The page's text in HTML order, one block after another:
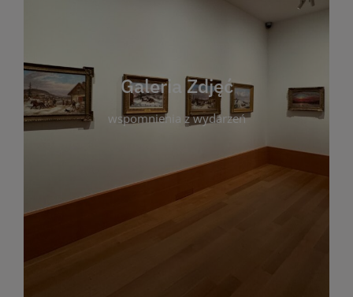
Galeria Zdjęć
wspomnienia z wydarzeń
wspomnienia z wydarzeń, spotkań i projektów
którym można zobaczyć, jak żyje nasza biblioteka
i jej społeczność. Zdjęcia dokumentują zarówno
uroczyste chwile, jak i codzienne aktywności
czytelników. Regularnie dodajemy nowe galerie,
by każdy mógł powrócić do wyjątkowych
momentów. Zapraszamy do obejrzenia,
wspominania i inspirowania się!